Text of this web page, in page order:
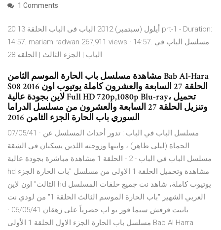
1 Comments
20 أيلول (سبتمبر) 2012 الباب فى الباب الحلقة 13 prt-1 - Duration:
14:57. mariam radwan 267,911 views · 14:57. مسلسل الباب في
مشاهدة مسلسل باب الحارة الموسم الثامن Bab Al-Hara
S08 2016 الحلقة 27 السابعة والعشرون كاملة يوتيوب اون
لاين بجودة عالية Full HD 720p,1080p Blu-ray، تحميل
وتنزيل الحلقة 27 السابعة والعشرون من مسلسل الدراما
السوري باب الحارة الجزء الثامن 2016
07/05/41 · مسلسل الباب في الباب : تدور أحداث المسلسل عن
الحماة (ليلى طاهر) ، وابنها وزوجته اللذين يسكنان في الشقة
مسلسل الباب في الباب - 2 - الحلقة 1 مشاهدة مباشرة بجودة عالية
hd مشاهدة وتحميل الحلقة 1 الاولى من مسلسل "باب الحارة الجزء
الثالث" اون لاين hd يوتيوب كاملة، شاهد نت جميع حلقات المسلسل
العربي الشهير "باب الحارة الموسم الثالث الحلقة 1" من لودي نت
بانيت فرفش سيما فور يو اب حصرياً على زهقان 06/05/41 ·
مسلسل باب الحارة الجزء الاول الحلقة 1 الأولى Bab Al Harra